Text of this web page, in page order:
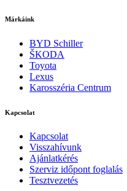
Márkáink
BYD Schiller
ŠKODA
Toyota
Lexus
Karosszéria Centrum
Kapcsolat
Kapcsolat
Visszahívunk
Ajánlatkérés
Szerviz időpont foglalás
Tesztvezetés